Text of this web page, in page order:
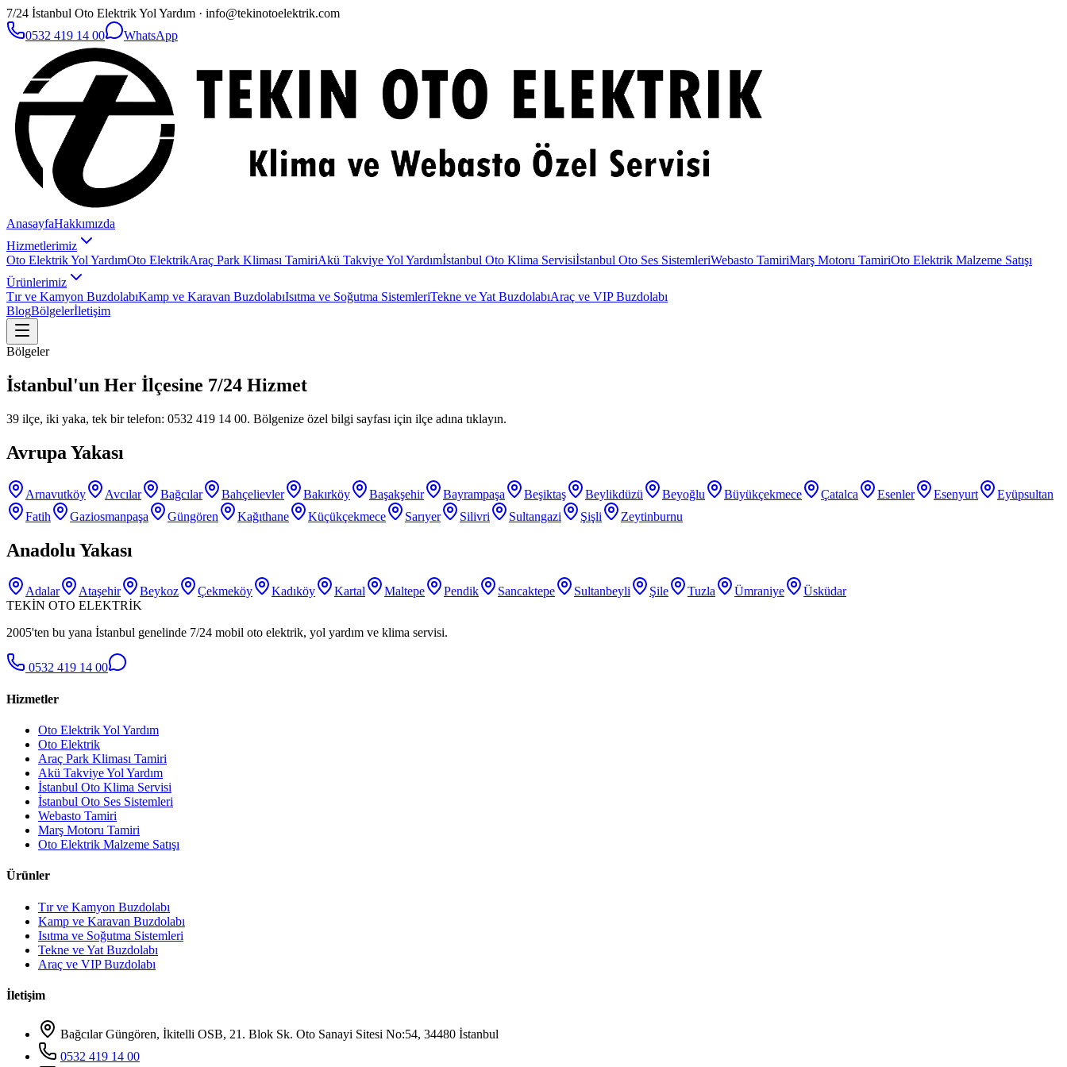
7/24 İstanbul Oto Elektrik Yol Yardım · info@tekinotoelektrik.com
0532 419 14 00
WhatsApp
AnasayfaHakkımızda
Hizmetlerimiz
Oto Elektrik Yol YardımOto ElektrikAraç Park Kliması TamiriAkü Takviye Yol Yardımİstanbul Oto Klima Servisiİstanbul Oto Ses SistemleriWebasto TamiriMarş Motoru TamiriOto Elektrik Malzeme Satışı
Ürünlerimiz
Tır ve Kamyon BuzdolabıKamp ve Karavan BuzdolabıIsıtma ve Soğutma SistemleriTekne ve Yat BuzdolabıAraç ve VIP Buzdolabı
BlogBölgelerİletişim
Bölgeler
İstanbul'un Her İlçesine 7/24 Hizmet
39 ilçe, iki yaka, tek bir telefon: 0532 419 14 00. Bölgenize özel bilgi sayfası için ilçe adına tıklayın.
Avrupa Yakası
Arnavutköy Avcılar Bağcılar Bahçelievler Bakırköy Başakşehir Bayrampaşa Beşiktaş Beylikdüzü Beyoğlu Büyükçekmece Çatalca Esenler Esenyurt
Eyüpsultan
Fatih
Gaziosmanpaşa Güngören Kağıthane Küçükçekmece Sarıyer Silivri Sultangazi Şişli Zeytinburnu
Anadolu Yakası
Adalar Ataşehir Beykoz Çekmeköy Kadıköy Kartal Maltepe Pendik Sancaktepe Sultanbeyli Şile Tuzla Ümraniye
Üsküdar
TEKİN OTO ELEKTRİK
2005'ten bu yana İstanbul genelinde 7/24 mobil oto elektrik, yol yardım ve klima servisi.
0532 419 14 00
Hizmetler
Oto Elektrik Yol Yardım
Oto Elektrik
Araç Park Kliması Tamiri
Akü Takviye Yol Yardım
İstanbul Oto Klima Servisi
İstanbul Oto Ses Sistemleri
Webasto Tamiri
Marş Motoru Tamiri
Oto Elektrik Malzeme Satışı
Ürünler
Tır ve Kamyon Buzdolabı
Kamp ve Karavan Buzdolabı
Isıtma ve Soğutma Sistemleri
Tekne ve Yat Buzdolabı
Araç ve VIP Buzdolabı
İletişim
Bağcılar Güngören, İkitelli OSB, 21. Blok Sk. Oto Sanayi Sitesi No:54, 34480 İstanbul
0532 419 14 00